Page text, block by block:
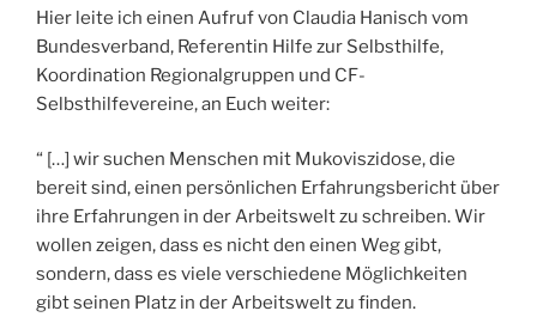
Hier leite ich einen Aufruf von Claudia Hanisch vom
Bundesverband, Referentin Hilfe zur Selbsthilfe,
Koordination Regionalgruppen und CF-
Selbsthilfevereine, an Euch weiter:
“ […] wir suchen Menschen mit Mukoviszidose, die
bereit sind, einen persönlichen Erfahrungsbericht über
ihre Erfahrungen in der Arbeitswelt zu schreiben. Wir
wollen zeigen, dass es nicht den einen Weg gibt,
sondern, dass es viele verschiedene Möglichkeiten
gibt seinen Platz in der Arbeitswelt zu finden.